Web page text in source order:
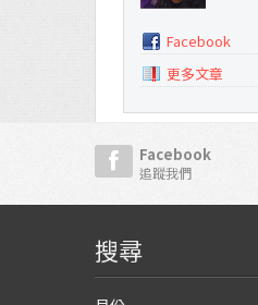
Facebook
更多文章
Facebook
追蹤我們
搜尋